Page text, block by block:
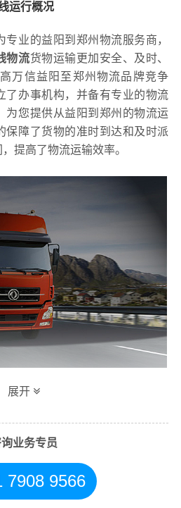
运行概况
业的益阳到郑州物流服务商，
物流货物运输更加安全、及时、
万信益阳至郑州物流品牌竞争
了办事机构，并备有专业的物流
为您提供从益阳到郑州的物流运
保障了货物的准时到达和及时派
提高了物流运输效率。
从益阳物流到郑州的不同运输时
特推出益阳到郑州物流
益阳到郑州的物流专线运输成
州的物流效率，以便为新老客户
展开
业务专员
7908 9566